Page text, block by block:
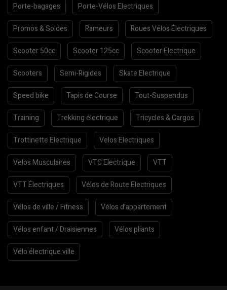
Porte-bagages Porte-Vélos Electriques
Promos & Soldes Rameurs Roues Vélos Électriques
Scooter 50cc Scooter 125cc Scooter Electrique
Scooters Semi-Rigides Skate Electrique
Speed bike Tapis de Course Tout-Suspendus
Training Trekking électrique Tricycles & Cargos
Trottinette Electrique Velos Electriques
Velos Musculaires VTC Electrique VTT
VTT Électriques Vélos de Route Electriques
Vélos de ville / Fitness Vélos d’appartement
Vélos enfant / Draisiennes Vélos pliants
Vélo électrique ville